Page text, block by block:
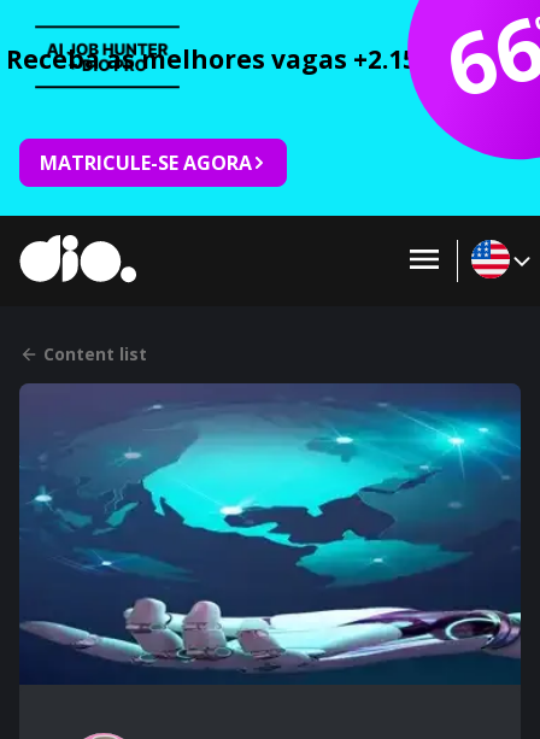
Receba as melhores vagas +2.150 cursos
MATRICULE-SE AGORA
Content list